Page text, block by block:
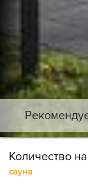
Количество
сауна